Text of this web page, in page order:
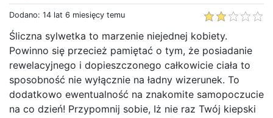
Dodano: 14 lat 6 miesięcy temu
Śliczna sylwetka to marzenie niejednej kobiety.
Powinno się przecież pamiętać o tym, że posiadanie
rewelacyjnego i dopieszczonego całkowicie ciała to
sposobność nie wyłącznie na ładny wizerunek. To
dodatkowo ewentualność na znakomite samopoczucie
na co dzień! Przypomnij sobie, Iż nie raz Twój kiepski